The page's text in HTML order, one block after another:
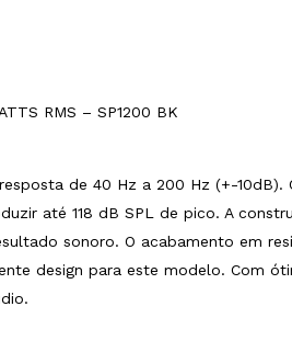
RMS – SP1200 BK
de 40 Hz a 200 Hz (+-
até 118 dB SPL de pico. A
sonoro. O acabamento em
design para este modelo. Com